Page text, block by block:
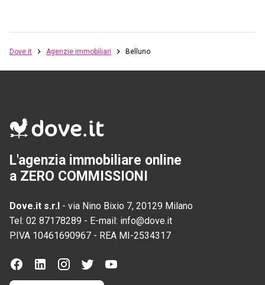
Dove.it Agenzie immobiliari Belluno
L'agenzia immobiliare online
a ZERO COMMISSIONI
Dove.it s.r.l - via Nino Bixio 7, 20129 Milano
Tel: 02 87178289 - E-mail: info@dove.it
P.IVA 10461690967 - REA MI-2534317